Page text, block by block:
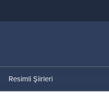
Resimli Şiirleri